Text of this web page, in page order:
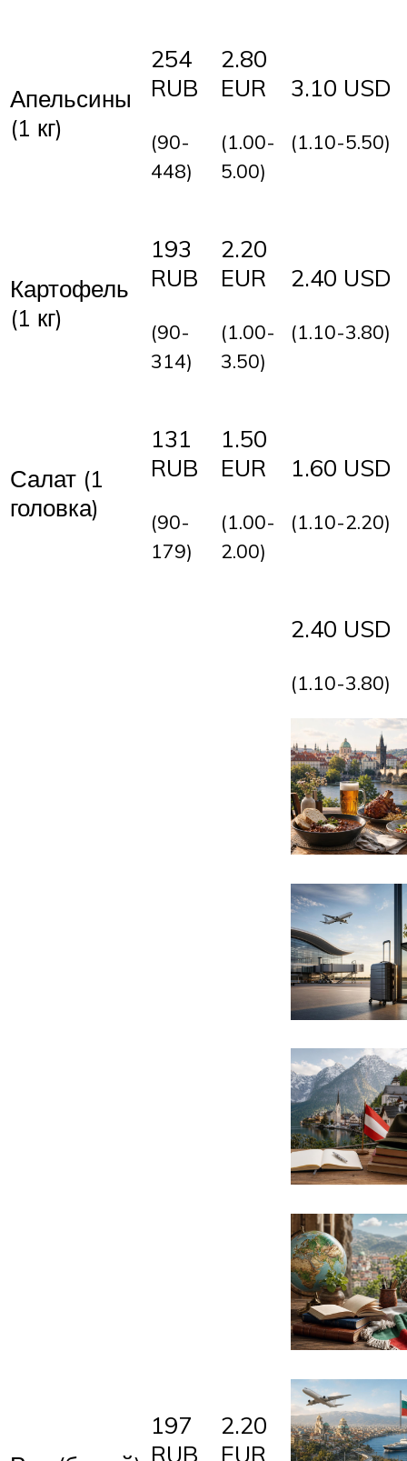
Апельсины
(1 кг)
254
RUB
(90-
448)
2.80
EUR
(1.00-
5.00)
3.10 USD
(1.10-5.50)
Картофель
(1 кг)
193
RUB
(90-
314)
2.20
EUR
(1.00-
3.50)
2.40 USD
(1.10-3.80)
Салат (1
головка)
131
RUB
(90-
179)
1.50
EUR
(1.00-
2.00)
1.60 USD
(1.10-2.20)
197
RUB
2.20
EUR
2.40 USD
(1.10-3.80)